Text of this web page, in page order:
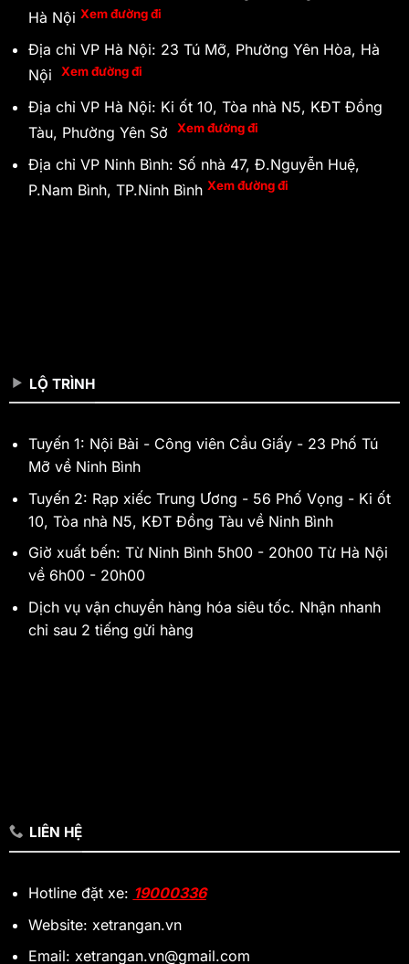
Hà Nội Xem đường đi
Địa chỉ VP Hà Nội: 23 Tú Mỡ, Phường Yên Hòa, Hà
Nội
Xem đường đi
Địa chỉ VP Hà Nội: Ki ốt 10, Tòa nhà N5, KĐT Đồng
Tàu, Phường Yên Sở
Xem đường đi
Địa chỉ VP Ninh Bình: Số nhà 47, Đ.Nguyễn Huệ,
P.Nam Bình, TP.Ninh Bình Xem đường đi
LỘ TRÌNH
Tuyến 1: Nội Bài - Công viên Cầu Giấy - 23 Phố Tú
Mỡ về Ninh Bình
Tuyến 2: Rạp xiếc Trung Ương - 56 Phố Vọng - Ki ốt
10, Tòa nhà N5, KĐT Đồng Tàu về Ninh Bình
Giờ xuất bến: Từ Ninh Bình 5h00 - 20h00 Từ Hà Nội
về 6h00 - 20h00
Dịch vụ vận chuyển hàng hóa siêu tốc. Nhận nhanh
chỉ sau 2 tiếng gửi hàng
LIÊN HỆ
Hotline đặt xe: 19000336
Website: xetrangan.vn
Email: xetrangan.vn@gmail.com